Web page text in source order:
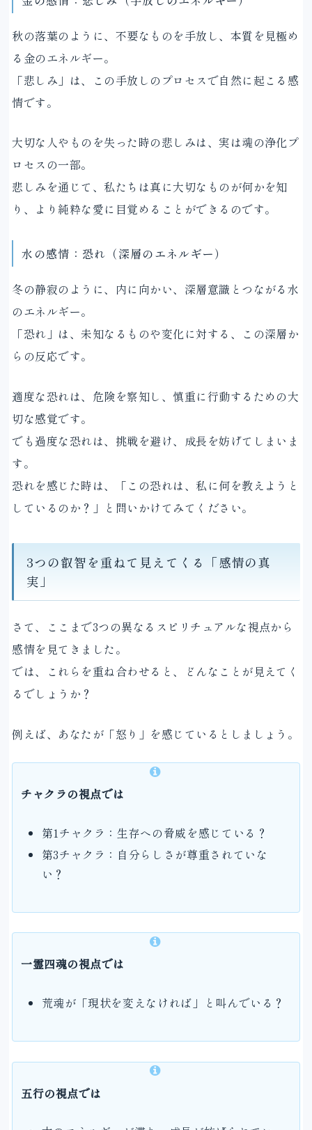
秋の落葉のように、不要なものを手放し、本質を見極め
る金のエネルギー。
「悲しみ」は、この手放しのプロセスで自然に起こる感
情です。
大切な人やものを失った時の悲しみは、実は魂の浄化プ
ロセスの一部。
悲しみを通じて、私たちは真に大切なものが何かを知
り、より純粋な愛に目覚めることができるのです。
水の感情：恐れ（深層のエネルギー）
冬の静寂のように、内に向かい、深層意識とつながる水
のエネルギー。
「恐れ」は、未知なるものや変化に対する、この深層か
らの反応です。
適度な恐れは、危険を察知し、慎重に行動するための大
切な感覚です。
でも過度な恐れは、挑戦を避け、成長を妨げてしまいま
す。
恐れを感じた時は、「この恐れは、私に何を教えようと
しているのか？」と問いかけてみてください。
3つの叡智を重ねて見えてくる「感情の真
実」
さて、ここまで3つの異なるスピリチュアルな視点から
感情を見てきました。
では、これらを重ね合わせると、どんなことが見えてく
るでしょうか？
例えば、あなたが「怒り」を感じているとしましょう。
チャクラの視点では
第1チャクラ：生存への脅威を感じている？
第3チャクラ：自分らしさが尊重されていな
い？
一霊四魂の視点では
荒魂が「現状を変えなければ」と叫んでいる？
五行の視点では